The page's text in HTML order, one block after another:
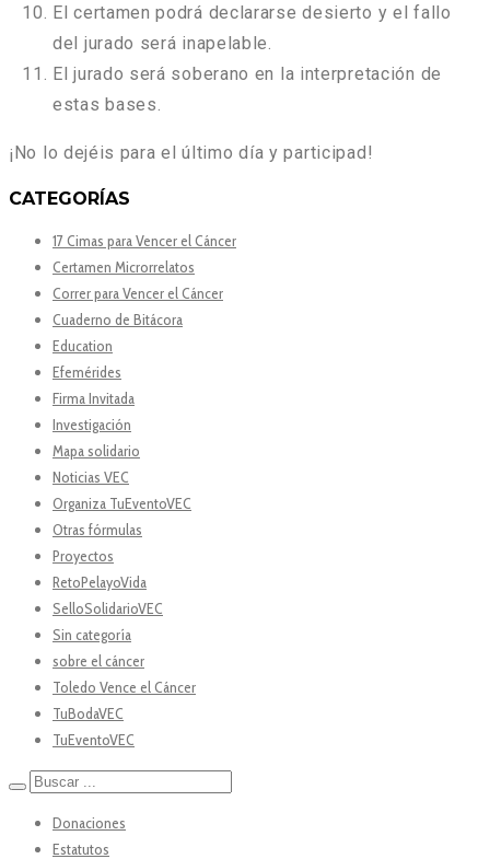
El certamen podrá declararse desierto y el fallo
del jurado será inapelable.
El jurado será soberano en la interpretación de
estas bases.
¡No lo dejéis para el último día y participad!
CATEGORÍAS
17 Cimas para Vencer el Cáncer
Certamen Microrrelatos
Correr para Vencer el Cáncer
Cuaderno de Bitácora
Education
Efemérides
Firma Invitada
Investigación
Mapa solidario
Noticias VEC
Organiza TuEventoVEC
Otras fórmulas
Proyectos
RetoPelayoVida
SelloSolidarioVEC
Sin categoría
sobre el cáncer
Toledo Vence el Cáncer
TuBodaVEC
TuEventoVEC
Donaciones
Estatutos